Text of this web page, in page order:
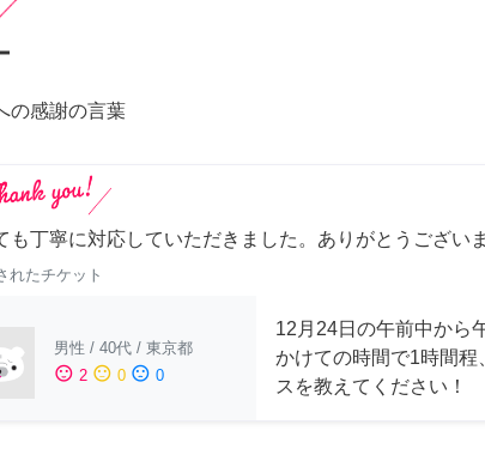
の感謝の言葉
も丁寧に対応していただきました。ありがとうござい
れたチケット
男性 / 40代 / 東京都
sentiment_satisfied 2 sentiment_neutral 0 sentiment_dissatisfied 0
12月24日の午前中から
かけての時間で1時間程
スを教えてください！